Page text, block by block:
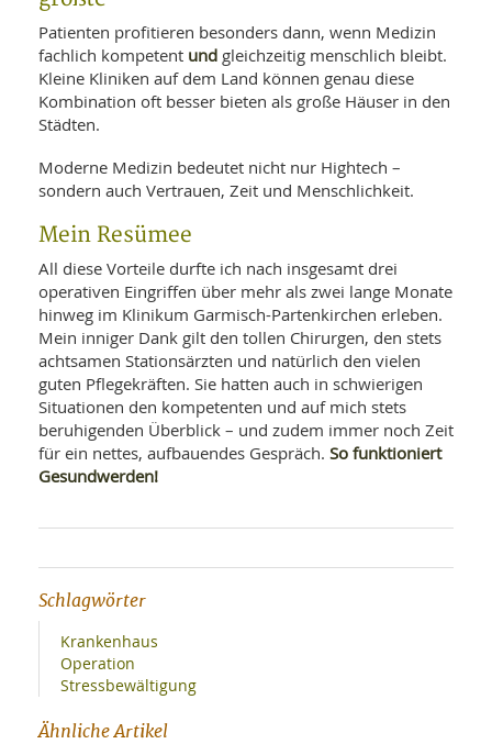
Patienten profitieren besonders dann, wenn Medizin
fachlich kompetent und gleichzeitig menschlich bleibt.
Kleine Kliniken auf dem Land können genau diese
Kombination oft besser bieten als große Häuser in den
Städten.
Moderne Medizin bedeutet nicht nur Hightech –
sondern auch Vertrauen, Zeit und Menschlichkeit.
Mein Resümee
All diese Vorteile durfte ich nach insgesamt drei
operativen Eingriffen über mehr als zwei lange Monate
hinweg im Klinikum Garmisch-Partenkirchen erleben.
Mein inniger Dank gilt den tollen Chirurgen, den stets
achtsamen Stationsärzten und natürlich den vielen
guten Pflegekräften. Sie hatten auch in schwierigen
Situationen den kompetenten und auf mich stets
beruhigenden Überblick – und zudem immer noch Zeit
für ein nettes, aufbauendes Gespräch. So funktioniert
Gesundwerden!
Schlagwörter
Krankenhaus
Operation
Stressbewältigung
Ähnliche Artikel